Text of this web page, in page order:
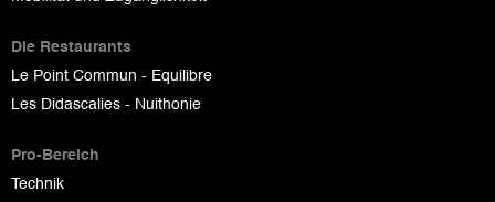
Die Restaurants
Le Point Commun - Equilibre
Les Didascalies - Nuithonie
Pro-Bereich
Technik